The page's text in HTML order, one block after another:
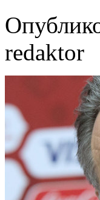
redaktor